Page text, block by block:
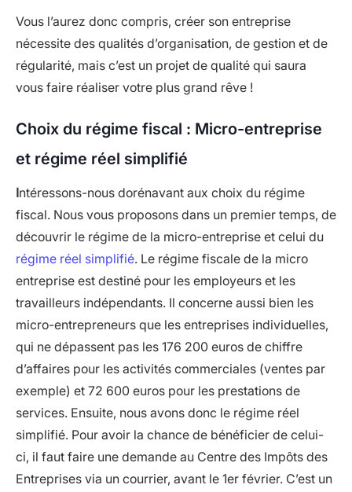
Vous l’aurez donc compris, créer son entreprise
nécessite des qualités d’organisation, de gestion et de
régularité, mais c’est un projet de qualité qui saura
vous faire réaliser votre plus grand rêve !
Choix du régime fiscal : Micro-entreprise
et régime réel simplifié
Intéressons-nous dorénavant aux choix du régime
fiscal. Nous vous proposons dans un premier temps, de
découvrir le régime de la micro-entreprise et celui du
régime réel simplifié. Le régime fiscale de la micro
entreprise est destiné pour les employeurs et les
travailleurs indépendants. Il concerne aussi bien les
micro-entrepreneurs que les entreprises individuelles,
qui ne dépassent pas les 176 200 euros de chiffre
d’affaires pour les activités commerciales (ventes par
exemple) et 72 600 euros pour les prestations de
services. Ensuite, nous avons donc le régime réel
simplifié. Pour avoir la chance de bénéficier de celui-
ci, il faut faire une demande au Centre des Impôts des
Entreprises via un courrier, avant le 1er février. C’est un